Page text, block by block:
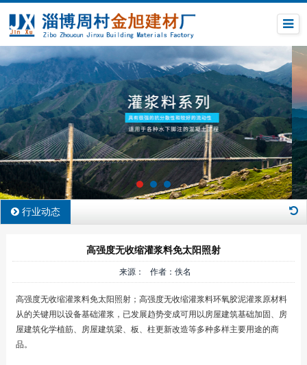
行业动态
高强度无收缩灌浆料免太阳照射
来源： 作者：佚名
高强度无收缩灌浆料免太阳照射；高强度无收缩灌浆料环氧胶泥灌浆原材料
从的关键用以设备基础灌浆，已发展趋势变成可用以房屋建筑基础加固、房
屋建筑化学植筋、房屋建筑梁、板、柱更新改造等多种多样主要用途的商
品。